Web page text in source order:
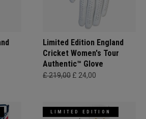
Limited Edition England
Cricket Women's Tour
Authentic™ Glove
£ 219,00 £ 24,00
LIMITED EDITION